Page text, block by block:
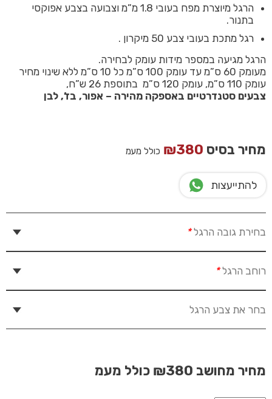
הרגל מיוצרת מפח בעובי 1.8 מ”מ וצבועה בצבע אפוקסי
בתנור.
רגל מתכת בעובי צבע 50 מיקרון .
הרגל מגיעה במספר מידות עומק לבחירה.
מעומק 60 ס”מ עד עומק 100 ס”מ כל 10 ס”מ ללא שינוי מחיר
עומק 110 ס”מ, עומק 120 ס”מ בתוספת 26 ש”ח,
צבעים סטנדרטיים באספקה מהירה – אפור, בז’, לבן
מחיר בסיס ₪380 כולל מעמ
להתייעצות
בחירת גובה הרגל*
רוחב הרגל*
בחר את צבע הרגל
מחיר מחושב ₪380 כולל מעמ